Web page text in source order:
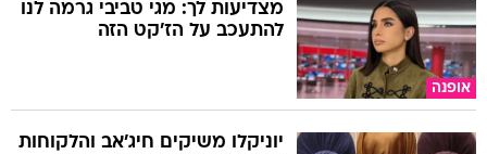
אופנה
מצדיעות לך: מגי טביבי גרמה לנו
להתעכב על הז'קט הזה
יוניקלו משיקים חיג'אב והלקוחות